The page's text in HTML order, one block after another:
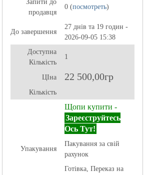
Запити до
продавця
0 (посмотреть)
До завершення
27 днів та 19 годин -
2026-09-05 15:38
Доступна
Кількість
1
ЦІна 22 500,00гр
Кількість
Щопи купити -
Зареєструйтесь
Ось Тут!
Упакування
Пакування за свій
рахунок
Готівка, Переказ на